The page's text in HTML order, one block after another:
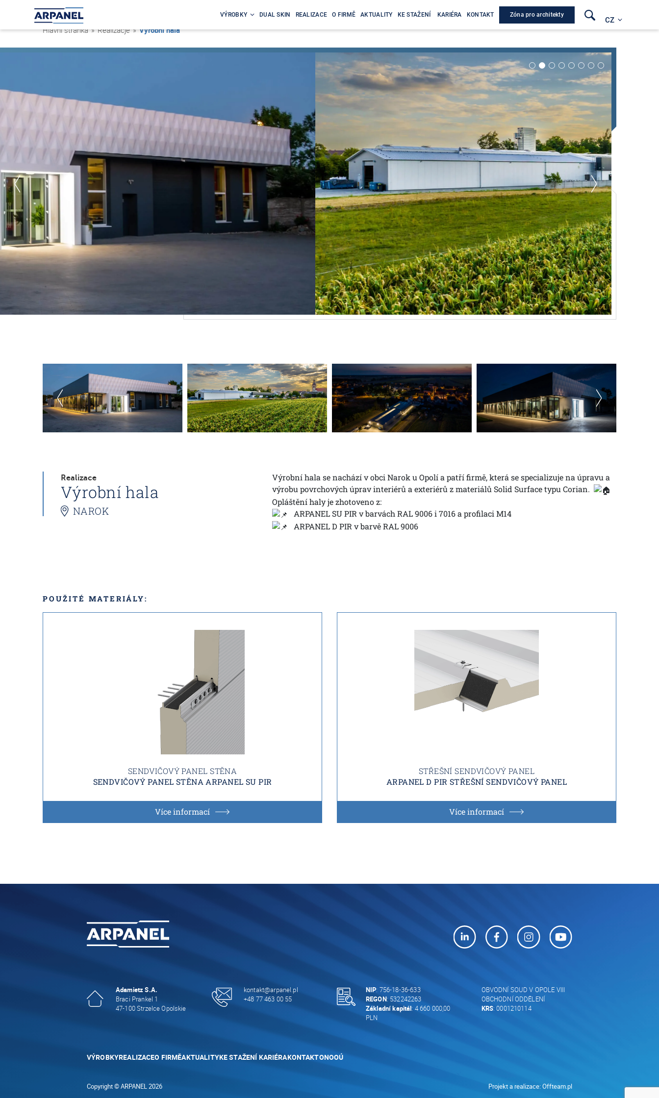
VÝROBKY DUAL SKIN REALIZACE O FIRMĚ AKTUALITY KE STAŽENÍ KARIÉRA KONTAKT Zóna pro architekty
CZ
Hlavní stránka » Realizacje »Výrobní hala
Realizace
Výrobní hala
NAROK
Výrobní hala se nachází v obci Narok u Opolí a patří firmě, která se specializuje na úpravu a
výrobu povrchových úprav interiérů a exteriérů z materiálů Solid Surface typu Corian.
Opláštění haly je zhotoveno z:
ARPANEL SU PIR v barvách RAL 9006 i 7016 a profilaci M14
ARPANEL D PIR v barvě RAL 9006
POUŽITÉ MATERIÁLY:
SENDVIČOVÝ PANEL STĚNA
SENDVIČOVÝ PANEL STĚNA ARPANEL SU PIR
Více informací
STŘEŠNÍ SENDVIČOVÝ PANEL
ARPANEL D PIR STŘEŠNÍ SENDVIČOVÝ PANEL
Více informací
Adamietz S.A.
Braci Prankel 1
47-100 Strzelce Opolskie
kontakt@arpanel.pl
+48 77 463 00 55
NIP: 756-18-36-633
REGON: 532242263
Základní kapitál: 4 660 000,00
PLN
OBVODNÍ SOUD V OPOLE VIII
OBCHODNÍ ODDĚLENÍ
KRS: 0001210114
VÝROBKYREALIZACEO FIRMĚAKTUALITYKE STAŽENÍKARIÉRAKONTAKTONOOÚ
Copyright © ARPANEL 2026 Projekt a realizace:Offteam.pl